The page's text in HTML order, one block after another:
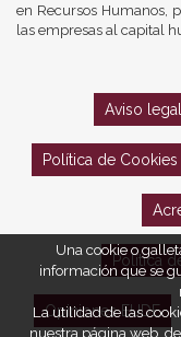
en Recursos Humanos,
las empresas al capital
Aviso legal
Política de Cookies
Política
Opiniones EUDE
Una cookie o
información que se
La utilidad de las
nuestra página web,